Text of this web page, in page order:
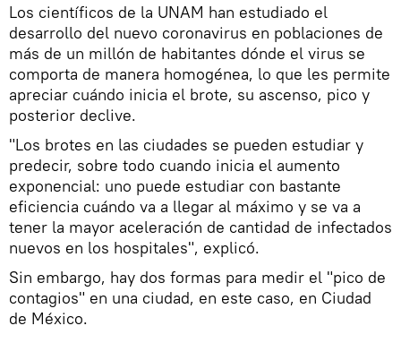
Los científicos de la UNAM han estudiado el
desarrollo del nuevo coronavirus en poblaciones de
más de un millón de habitantes dónde el virus se
comporta de manera homogénea, lo que les permite
apreciar cuándo inicia el brote, su ascenso, pico y
posterior declive.
"Los brotes en las ciudades se pueden estudiar y
predecir, sobre todo cuando inicia el aumento
exponencial: uno puede estudiar con bastante
eficiencia cuándo va a llegar al máximo y se va a
tener la mayor aceleración de cantidad de infectados
nuevos en los hospitales", explicó.
Sin embargo, hay dos formas para medir el "pico de
contagios" en una ciudad, en este caso, en Ciudad
de México.